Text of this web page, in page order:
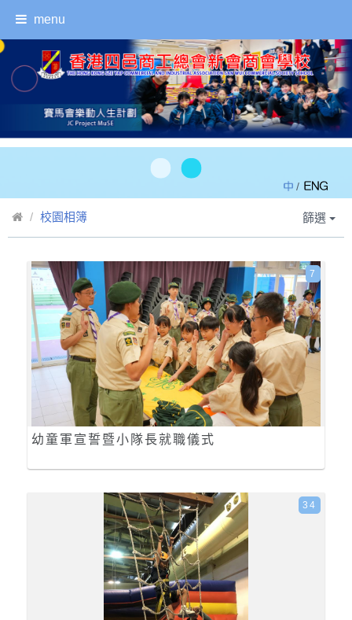
menu
/
校園相簿 篩選
幼童軍宣誓暨小隊長就職儀式
7
34